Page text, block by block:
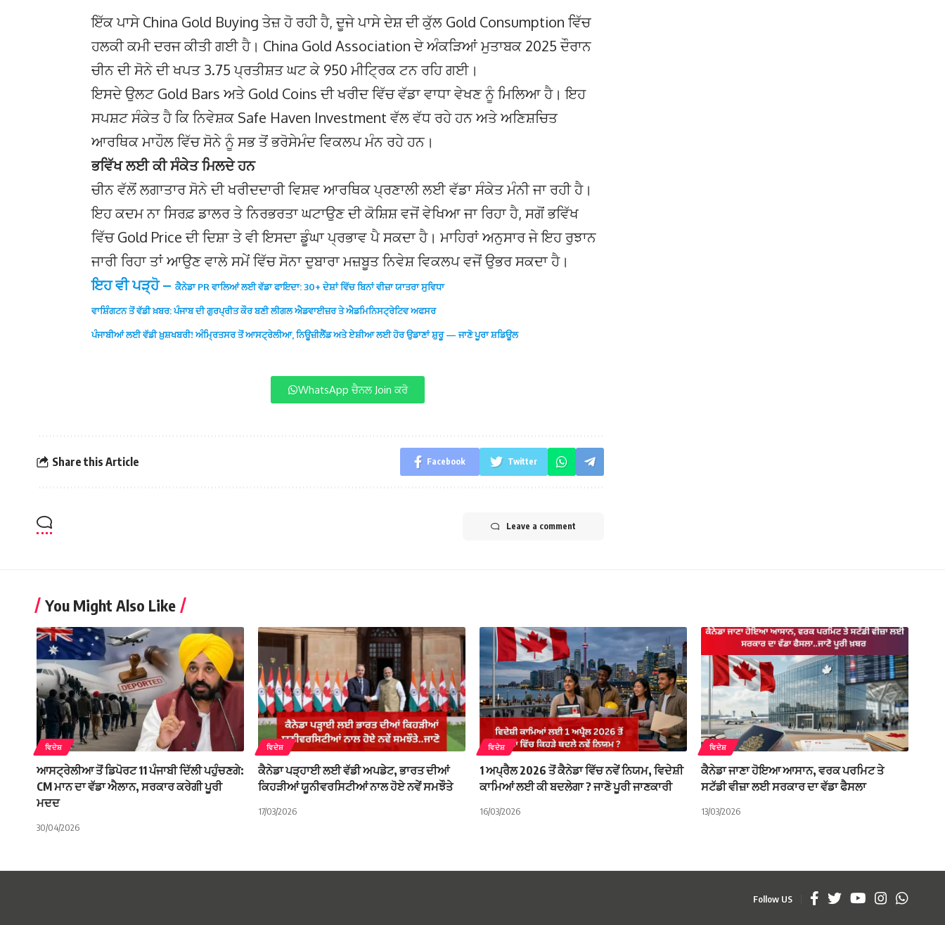
ਇੱਕ ਪਾਸੇ China Gold Buying ਤੇਜ਼ ਹੋ ਰਹੀ ਹੈ, ਦੂਜੇ ਪਾਸੇ ਦੇਸ਼ ਦੀ ਕੁੱਲ Gold Consumption ਵਿੱਚ
ਹਲਕੀ ਕਮੀ ਦਰਜ ਕੀਤੀ ਗਈ ਹੈ। China Gold Association ਦੇ ਅੰਕੜਿਆਂ ਮੁਤਾਬਕ 2025 ਦੌਰਾਨ
ਚੀਨ ਦੀ ਸੋਨੇ ਦੀ ਖਪਤ 3.75 ਪ੍ਰਤੀਸ਼ਤ ਘਟ ਕੇ 950 ਮੀਟ੍ਰਿਕ ਟਨ ਰਹਿ ਗਈ।
ਇਸਦੇ ਉਲਟ Gold Bars ਅਤੇ Gold Coins ਦੀ ਖਰੀਦ ਵਿੱਚ ਵੱਡਾ ਵਾਧਾ ਵੇਖਣ ਨੂੰ ਮਿਲਿਆ ਹੈ। ਇਹ
ਸਪਸ਼ਟ ਸੰਕੇਤ ਹੈ ਕਿ ਨਿਵੇਸ਼ਕ Safe Haven Investment ਵੱਲ ਵੱਧ ਰਹੇ ਹਨ ਅਤੇ ਅਣਿਸ਼ਚਿਤ
ਆਰਥਿਕ ਮਾਹੌਲ ਵਿੱਚ ਸੋਨੇ ਨੂੰ ਸਭ ਤੋਂ ਭਰੋਸੇਮੰਦ ਵਿਕਲਪ ਮੰਨ ਰਹੇ ਹਨ।
ਭਵਿੱਖ ਲਈ ਕੀ ਸੰਕੇਤ ਮਿਲਦੇ ਹਨ
ਚੀਨ ਵੱਲੋਂ ਲਗਾਤਾਰ ਸੋਨੇ ਦੀ ਖਰੀਦਦਾਰੀ ਵਿਸ਼ਵ ਆਰਥਿਕ ਪ੍ਰਣਾਲੀ ਲਈ ਵੱਡਾ ਸੰਕੇਤ ਮੰਨੀ ਜਾ ਰਹੀ ਹੈ।
ਇਹ ਕਦਮ ਨਾ ਸਿਰਫ਼ ਡਾਲਰ ਤੇ ਨਿਰਭਰਤਾ ਘਟਾਉਣ ਦੀ ਕੋਸ਼ਿਸ਼ ਵਜੋਂ ਵੇਖਿਆ ਜਾ ਰਿਹਾ ਹੈ, ਸਗੋਂ ਭਵਿੱਖ
ਵਿੱਚ Gold Price ਦੀ ਦਿਸ਼ਾ ਤੇ ਵੀ ਇਸਦਾ ਡੂੰਘਾ ਪ੍ਰਭਾਵ ਪੈ ਸਕਦਾ ਹੈ। ਮਾਹਿਰਾਂ ਅਨੁਸਾਰ ਜੇ ਇਹ ਰੁਝਾਨ
ਜਾਰੀ ਰਿਹਾ ਤਾਂ ਆਉਣ ਵਾਲੇ ਸਮੇਂ ਵਿੱਚ ਸੋਨਾ ਦੁਬਾਰਾ ਮਜ਼ਬੂਤ ਨਿਵੇਸ਼ ਵਿਕਲਪ ਵਜੋਂ ਉਭਰ ਸਕਦਾ ਹੈ।
ਇਹ ਵੀ ਪੜ੍ਹੋ – ਕੈਨੇਡਾ PR ਵਾਲਿਆਂ ਲਈ ਵੱਡਾ ਫਾਇਦਾ: 30+ ਦੇਸ਼ਾਂ ਵਿੱਚ ਬਿਨਾਂ ਵੀਜ਼ਾ ਯਾਤਰਾ ਸੁਵਿਧਾ
ਵਾਸ਼ਿੰਗਟਨ ਤੋਂ ਵੱਡੀ ਖ਼ਬਰ: ਪੰਜਾਬ ਦੀ ਗੁਰਪ੍ਰੀਤ ਕੌਰ ਬਣੀ ਲੀਗਲ ਐਡਵਾਈਜ਼ਰ ਤੇ ਐਡਮਿਨਿਸਟ੍ਰੇਟਿਵ ਅਫਸਰ
ਪੰਜਾਬੀਆਂ ਲਈ ਵੱਡੀ ਖ਼ੁਸ਼ਖਬਰੀ! ਅੰਮ੍ਰਿਤਸਰ ਤੋਂ ਆਸਟ੍ਰੇਲੀਆ, ਨਿਊਜ਼ੀਲੈਂਡ ਅਤੇ ਏਸ਼ੀਆ ਲਈ ਹੋਰ ਉਡਾਣਾਂ ਸ਼ੁਰੂ — ਜਾਣੋ ਪੂਰਾ ਸ਼ਡਿਊਲ
WhatsApp ਚੈਨਲ Join ਕਰੋ
Share this Article Facebook Twitter
Leave a comment
You Might Also Like
ਵਿਦੇਸ਼
ਆਸਟ੍ਰੇਲੀਆ ਤੋਂ ਡਿਪੋਰਟ 11 ਪੰਜਾਬੀ ਦਿੱਲੀ ਪਹੁੰਚਣਗੇ:
CM ਮਾਨ ਦਾ ਵੱਡਾ ਐਲਾਨ, ਸਰਕਾਰ ਕਰੇਗੀ ਪੂਰੀ
ਮਦਦ
30/04/2026
ਵਿਦੇਸ਼
ਕੈਨੇਡਾ ਪੜ੍ਹਾਈ ਲਈ ਵੱਡੀ ਅਪਡੇਟ, ਭਾਰਤ ਦੀਆਂ
ਕਿਹੜੀਆਂ ਯੂਨੀਵਰਸਿਟੀਆਂ ਨਾਲ ਹੋਏ ਨਵੇਂ ਸਮਝੌਤੇ
17/03/2026
ਵਿਦੇਸ਼
1 ਅਪ੍ਰੈਲ 2026 ਤੋਂ ਕੈਨੇਡਾ ਵਿੱਚ ਨਵੇਂ ਨਿਯਮ, ਵਿਦੇਸ਼ੀ
ਕਾਮਿਆਂ ਲਈ ਕੀ ਬਦਲੇਗਾ ? ਜਾਣੋ ਪੂਰੀ ਜਾਣਕਾਰੀ
16/03/2026
ਵਿਦੇਸ਼
ਕੈਨੇਡਾ ਜਾਣਾ ਹੋਇਆ ਆਸਾਨ, ਵਰਕ ਪਰਮਿਟ ਤੇ
ਸਟੱਡੀ ਵੀਜ਼ਾ ਲਈ ਸਰਕਾਰ ਦਾ ਵੱਡਾ ਫੈਸਲਾ
13/03/2026
Follow US